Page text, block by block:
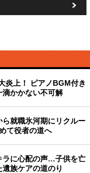
炎上！ ピアノBGM付き
滴かかない不可解
就職氷河期にリクルー
て役者の道へ
ラに心配の声…子供を亡
族ケアの道のり